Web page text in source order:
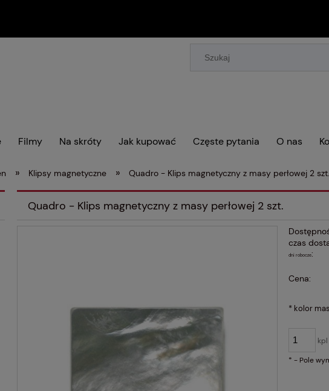
Filmy Na skróty Jak kupować Częste pytania O nas
» Klipsy magnetyczne » Quadro - Klips magnetyczny z masy perłowej 2 szt.
Quadro - Klips magnetyczny z masy perłowej 2 szt.
czas
dni robocze:
Cena:
* kolor
kpl
* - Pole